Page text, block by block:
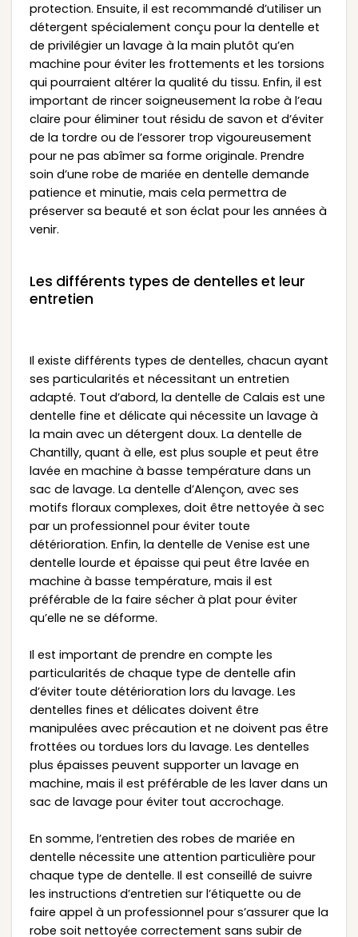
protection. Ensuite, il est recommandé d’utiliser un
détergent spécialement conçu pour la dentelle et
de privilégier un lavage à la main plutôt qu’en
machine pour éviter les frottements et les torsions
qui pourraient altérer la qualité du tissu. Enfin, il est
important de rincer soigneusement la robe à l’eau
claire pour éliminer tout résidu de savon et d’éviter
de la tordre ou de l’essorer trop vigoureusement
pour ne pas abîmer sa forme originale. Prendre
soin d’une robe de mariée en dentelle demande
patience et minutie, mais cela permettra de
préserver sa beauté et son éclat pour les années à
venir.
Les différents types de dentelles et leur
entretien
Il existe différents types de dentelles, chacun ayant
ses particularités et nécessitant un entretien
adapté. Tout d’abord, la dentelle de Calais est une
dentelle fine et délicate qui nécessite un lavage à
la main avec un détergent doux. La dentelle de
Chantilly, quant à elle, est plus souple et peut être
lavée en machine à basse température dans un
sac de lavage. La dentelle d’Alençon, avec ses
motifs floraux complexes, doit être nettoyée à sec
par un professionnel pour éviter toute
détérioration. Enfin, la dentelle de Venise est une
dentelle lourde et épaisse qui peut être lavée en
machine à basse température, mais il est
préférable de la faire sécher à plat pour éviter
qu’elle ne se déforme.
Il est important de prendre en compte les
particularités de chaque type de dentelle afin
d’éviter toute détérioration lors du lavage. Les
dentelles fines et délicates doivent être
manipulées avec précaution et ne doivent pas être
frottées ou tordues lors du lavage. Les dentelles
plus épaisses peuvent supporter un lavage en
machine, mais il est préférable de les laver dans un
sac de lavage pour éviter tout accrochage.
En somme, l’entretien des robes de mariée en
dentelle nécessite une attention particulière pour
chaque type de dentelle. Il est conseillé de suivre
les instructions d’entretien sur l’étiquette ou de
faire appel à un professionnel pour s’assurer que la
robe soit nettoyée correctement sans subir de